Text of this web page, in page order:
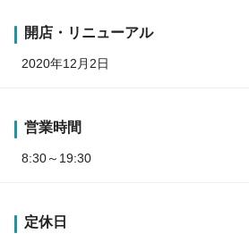
開店・リニューアル
2020年12月2日
営業時間
8:30～19:30
定休日